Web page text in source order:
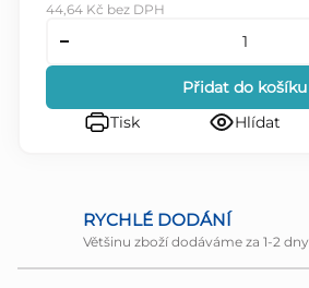
44,64 Kč bez DPH
Přidat do košíku
Tisk
Hlídat
RYCHLÉ DODÁNÍ
Většinu zboží dodáváme za 1-2 dny